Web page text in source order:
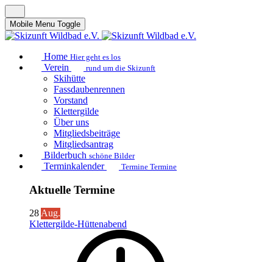
Mobile Menu Toggle
Home Hier geht es los
Verein rund um die Skizunft
Skihütte
Fassdaubenrennen
Vorstand
Klettergilde
Über uns
Mitgliedsbeiträge
Mitgliedsantrag
Bilderbuch schöne Bilder
Terminkalender Termine Termine
Aktuelle Termine
28Aug.
Klettergilde-Hüttenabend